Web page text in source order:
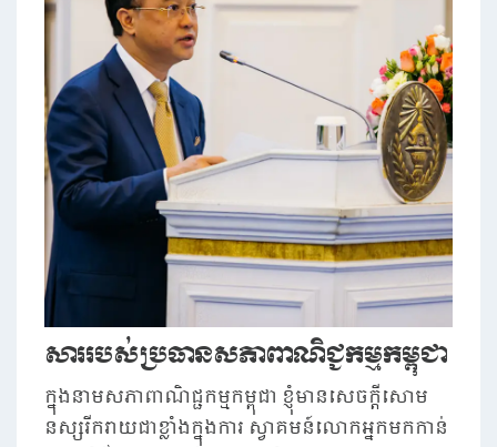
សាររបស់ប្រធានសភាពាណិជ្ជកម្មកម្ពុជា
ក្នុង​នាម​សភាពាណិជ្ជកម្ម​កម្ពុជា ខ្ញុំ​មាន​សេចក្តី​សោម​
នស្សរីករាយជាខ្លាំងក្នុងការ​ ស្វាគមន៍​លោក​អ្នក​មក​កាន់​